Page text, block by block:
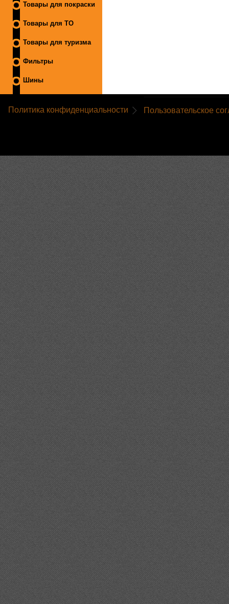
Товары для покраски
Товары для ТО
Товары для туризма
Фильтры
Шины
Политика конфиденциальности Пользовательское